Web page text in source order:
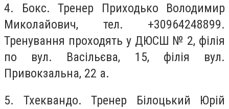
4. Бокс. Тренер Приходько Володимир
Миколайович, тел. +30964248899.
Тренування проходять у ДЮСШ № 2, філія
по вул. Васільєва, 15, філія вул.
Привокзальна, 22 а.
5. Тхеквандо. Тренер Білоцький Юрій